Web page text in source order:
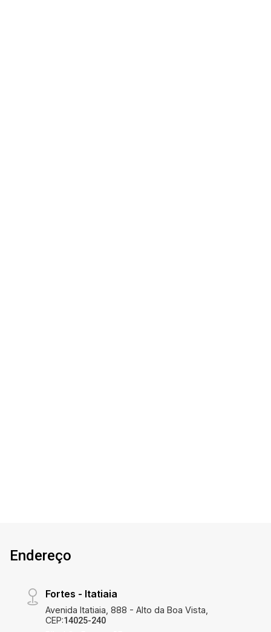
Endereço
Fortes - Itatiaia
Avenida Itatiaia, 888 - Alto da Boa Vista,
CEP:14025-240